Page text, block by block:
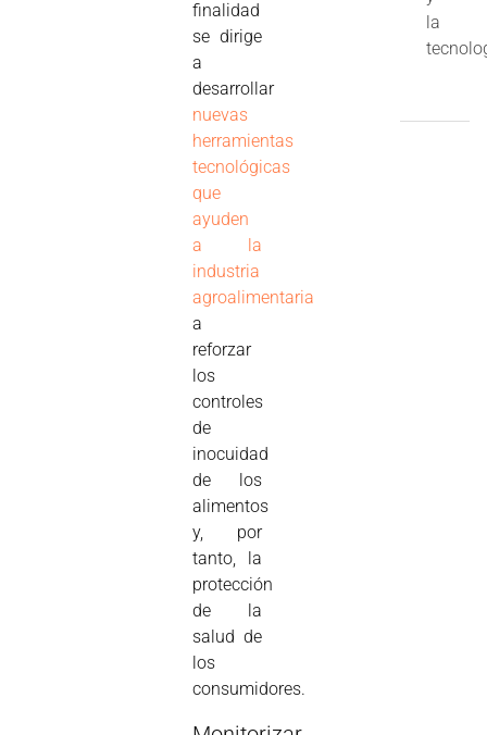
finalidad
se dirige
a
desarrollar
nuevas
herramientas
tecnológicas
que
ayuden
a la
industria
agroalimentaria
a
reforzar
los
controles
de
inocuidad
de los
alimentos
y, por
tanto, la
protección
de la
salud de
los
consumidores.
la